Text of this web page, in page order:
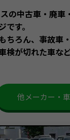
の中古車・廃車
す。
ちろん、事故車
検が切れた車な
他メーカー・